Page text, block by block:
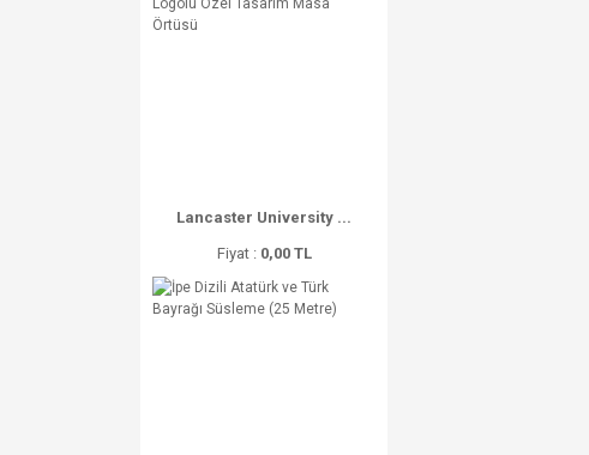
Lancaster University ...
Fiyat : 0,00 TL